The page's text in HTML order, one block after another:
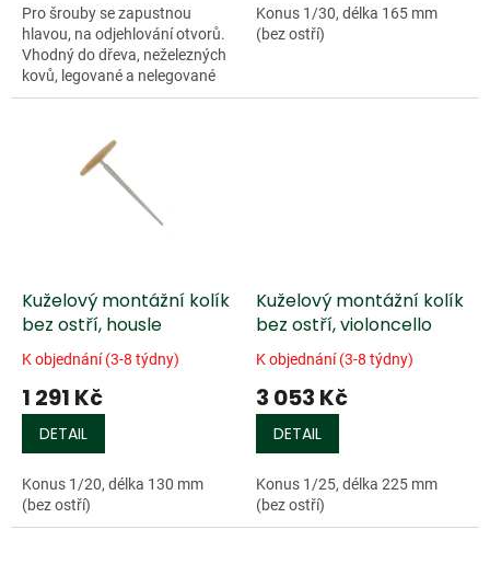
Pro šrouby se zapustnou
hlavou, na odjehlování otvorů.
Vhodný do dřeva, neželezných
kovů, legované a nelegované
oceli. Tyto 3...
Konus 1/30, délka 165 mm
(bez ostří)
Kuželový montážní kolík
bez ostří, housle
K objednání (3-8 týdny)
1 291 Kč
DETAIL
Konus 1/20, délka 130 mm
(bez ostří)
Kuželový montážní kolík
bez ostří, violoncello
K objednání (3-8 týdny)
3 053 Kč
DETAIL
Konus 1/25, délka 225 mm
(bez ostří)